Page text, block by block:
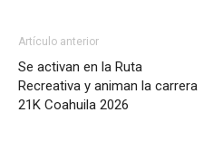
Artículo anterior
Se activan en la Ruta
Recreativa y animan la carrera
21K Coahuila 2026